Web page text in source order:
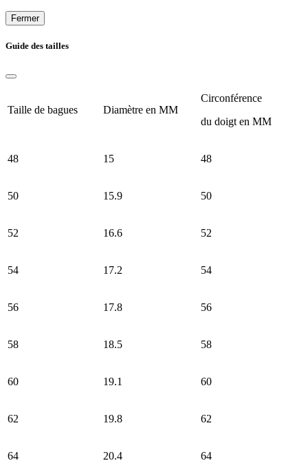
Fermer
Guide des tailles
Taille de bagues Diamètre en MM
Circonférence
du doigt en MM
48 15 48
50 15.9 50
52 16.6 52
54 17.2 54
56 17.8 56
58 18.5 58
60 19.1 60
62 19.8 62
64 20.4 64